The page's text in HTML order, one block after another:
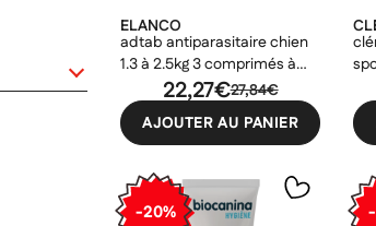
ELANCO
adtab antiparasitaire chien
1.3 à 2.5kg 3 comprimés à
croquer
27,84€
22,27€
AJOUTER AU PANIER
-20%